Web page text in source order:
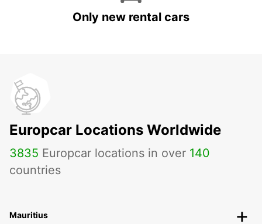
Only new rental cars
Europcar Locations Worldwide
3835 Europcar locations in over 140
countries
Mauritius